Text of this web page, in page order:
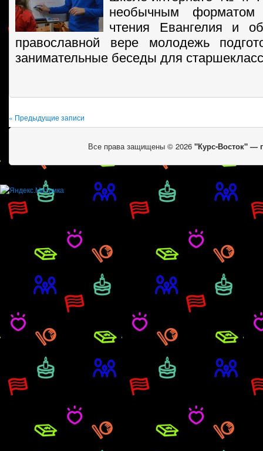
необычным
чтения Евангелия и
православной вере молодежь
занимательные беседы для
« Предыдущие записи
Все права защищены © 2026 "Курс-Восток" —